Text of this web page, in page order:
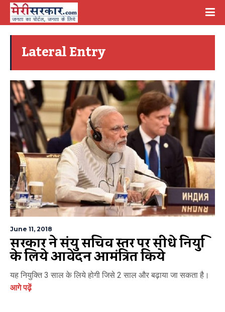
Lateral Entry
June 11, 2018
सरकार ने संयुक्त सचिव स्तर पर सीधे नियुक्ति
के लिये आवेदन आमंत्रित किये
यह नियुक्ति 3 साल के लिये होगी जिसे 2 साल और बढ़ाया जा सकता है।
आगे पढ़ें